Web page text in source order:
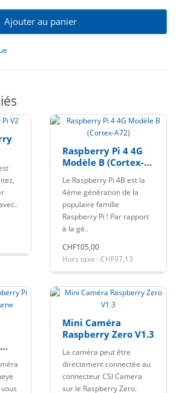
Ajouter au panier
Raspberry Pi 4 4G
Modèle B (Cortex-
Le Raspberry Pi 4B est la
4ème génération de la
populaire famille
Raspberry Pi ! Par rapport
à la gé..
CHF105,00
Hors taxe : CHF97,13
Mini Caméra
Raspberry Zero V1.3
La caméra peut être
directement connectée au
connecteur CSI Camera
sur le Raspberry Zero.